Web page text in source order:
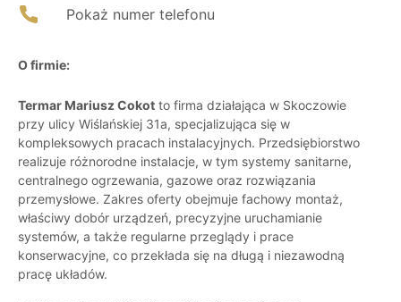
Pokaż numer telefonu
O firmie:
Termar Mariusz Cokot to firma działająca w Skoczowie
przy ulicy Wiślańskiej 31a, specjalizująca się w
kompleksowych pracach instalacyjnych. Przedsiębiorstwo
realizuje różnorodne instalacje, w tym systemy sanitarne,
centralnego ogrzewania, gazowe oraz rozwiązania
przemysłowe. Zakres oferty obejmuje fachowy montaż,
właściwy dobór urządzeń, precyzyjne uruchamianie
systemów, a także regularne przeglądy i prace
konserwacyjne, co przekłada się na długą i niezawodną
pracę układów.